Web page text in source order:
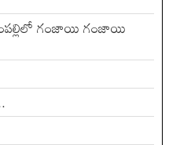
గంజాయి గంజాయి